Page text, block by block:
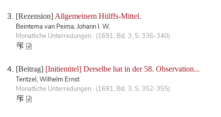
[Rezension] Allgemeinem Hülffs-Mittel.
Beintema van Peima, Johann I. W.
Monatliche Unterredungen. (1691, Bd. 3, S. 336-340)
[Beitrag] [Initientitel] Derselbe hat in der 58. Observation...
Tentzel, Wilhelm Ernst
Monatliche Unterredungen. (1691, Bd. 3, S. 352-355)